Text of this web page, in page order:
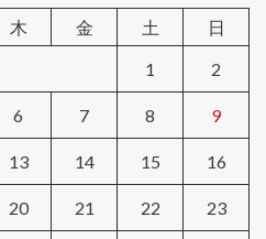
木 金 土
日
1
2
6 7 8 9
13 14 15 16
20 21 22 23